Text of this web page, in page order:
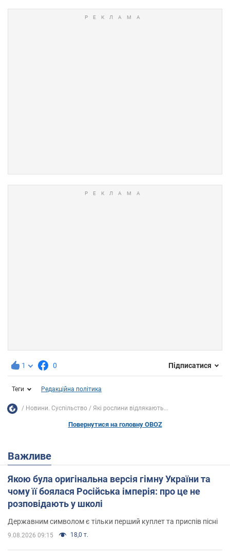
1 0 Підписатися
Теги Редакційна політика
Новини. Суспільство Які рослини відлякають...
Повернутися на головну OBOZ
Важливе
Якою була оригінальна версія гімну України та
чому її боялася Російська імперія: про це не
розповідають у школі
Державним символом є тільки перший куплет та приспів пісні
9.08.2026 09:15 18,0 т.